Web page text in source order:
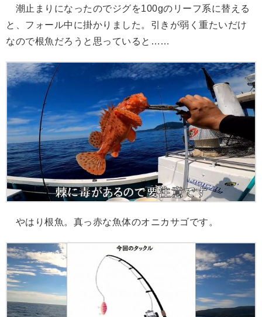
潮止まりになったのでジグを100gのリーフ系に替える
と、フォール中に掛かりました。引きが弱く重たいだけ
なので根魚だろうと思っていると……
やはり根魚。真っ赤な魚体のオニカサゴです。